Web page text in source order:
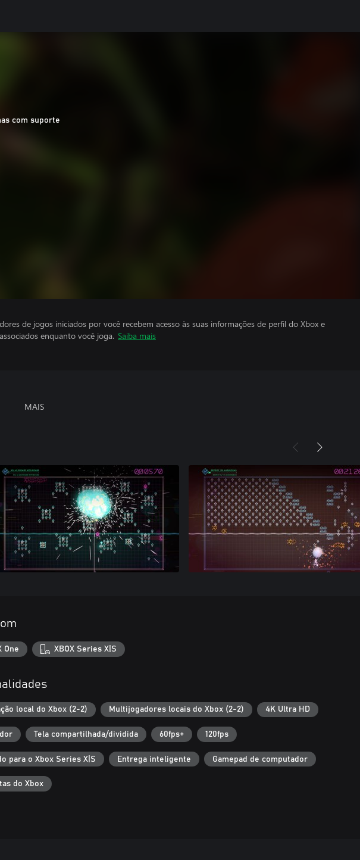
com suporte
de jogos iniciados por você recebem acesso às suas informações de perfil do Xbox e
enquanto você joga. Saiba mais
MAIS
One XBOX Series X|S
local do Xbox (2-2) Multijogadores locais do Xbox (2-2) 4K Ultra HD
Tela compartilhada/dividida 60fps+ 120fps
para o Xbox Series X|S Entrega inteligente Gamepad de computador
do Xbox